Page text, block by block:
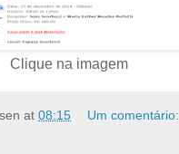
Clique na imagem
at 08:15 Um comentário: